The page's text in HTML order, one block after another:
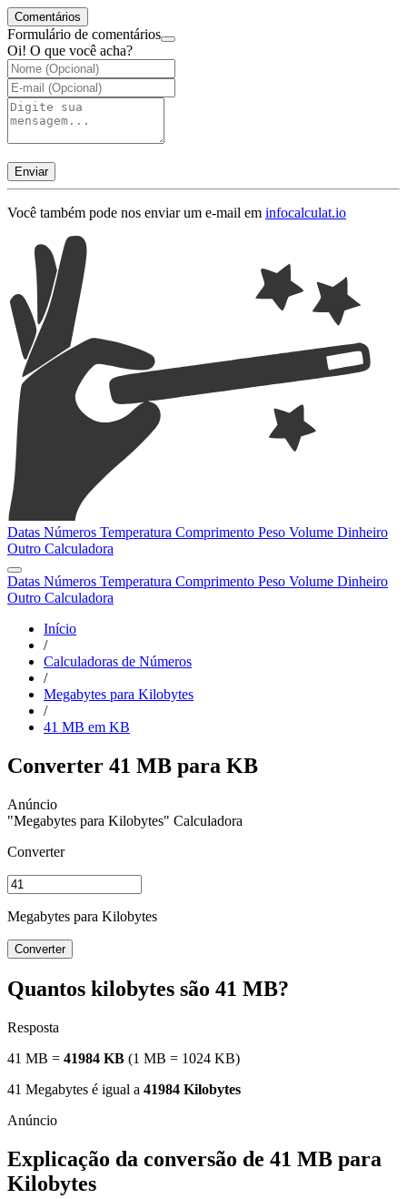
Comentários
Formulário de comentários
Oi! O que você acha?
Enviar
Você também pode nos enviar um e-mail em infocalculat.io
Datas Números Temperatura Comprimento Peso Volume Dinheiro
Outro Calculadora
Datas Números Temperatura Comprimento Peso Volume Dinheiro
Outro Calculadora
Início
/
Calculadoras de Números
/
Megabytes para Kilobytes
/
41 MB em KB
Converter 41 MB para KB
"Megabytes para Kilobytes" Calculadora
Converter
Megabytes para Kilobytes
Converter
Quantos kilobytes são 41 MB?
Resposta
41 MB = 41984 KB (1 MB = 1024 KB)
41 Megabytes é igual a 41984 Kilobytes
Explicação da conversão de 41 MB para
Kilobytes